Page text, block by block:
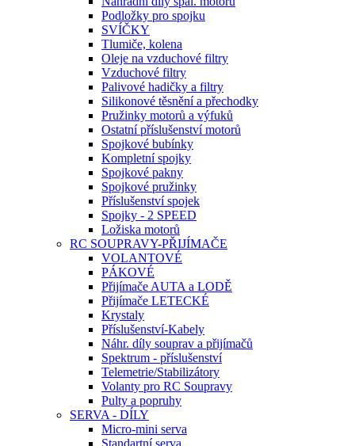
Podložky pro spojku
SVÍČKY
Tlumiče, kolena
Oleje na vzduchové filtry
Vzduchové filtry
Palivové hadičky a filtry
Silikonové těsnění a přechodky
Pružinky motorů a výfuků
Ostatní příslušenství motorů
Spojkové bubínky
Kompletní spojky
Spojkové pakny
Spojkové pružinky
Příslušenství spojek
Spojky - 2 SPEED
Ložiska motorů
RC SOUPRAVY-PŘIJÍMAČE
VOLANTOVÉ
PÁKOVÉ
Přijímače AUTA a LODĚ
Přijímače LETECKÉ
Krystaly
Příslušenství-Kabely
Náhr. díly souprav a přijímačů
Spektrum - příslušenství
Telemetrie/Stabilizátory
Volanty pro RC Soupravy
Pulty a popruhy
SERVA - DÍLY
Micro-mini serva
Standartní serva